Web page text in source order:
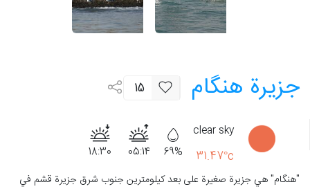
جزيرة هنگام 15
clear sky
31.47°c
69%
05:14
18:30
"هنگام" هي جزيرة صغيرة على بعد كيلومترين جنوب شرق جزيرة قشم في